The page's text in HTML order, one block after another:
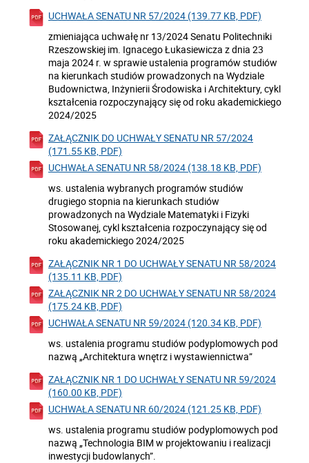
UCHWAŁA SENATU NR 57/2024 (139.77 KB, PDF)
zmieniająca uchwałę nr 13/2024 Senatu Politechniki
Rzeszowskiej im. Ignacego Łukasiewicza z dnia 23
maja 2024 r. w sprawie ustalenia programów studiów
na kierunkach studiów prowadzonych na Wydziale
Budownictwa, Inżynierii Środowiska i Architektury, cykl
kształcenia rozpoczynający się od roku akademickiego
2024/2025
ZAŁĄCZNIK DO UCHWAŁY SENATU NR 57/2024
(171.55 KB, PDF)
UCHWAŁA SENATU NR 58/2024 (138.18 KB, PDF)
ws. ustalenia wybranych programów studiów
drugiego stopnia na kierunkach studiów
prowadzonych na Wydziale Matematyki i Fizyki
Stosowanej, cykl kształcenia rozpoczynający się od
roku akademickiego 2024/2025
ZAŁĄCZNIK NR 1 DO UCHWAŁY SENATU NR 58/2024
(135.11 KB, PDF)
ZAŁĄCZNIK NR 2 DO UCHWAŁY SENATU NR 58/2024
(175.24 KB, PDF)
UCHWAŁA SENATU NR 59/2024 (120.34 KB, PDF)
ws. ustalenia programu studiów podyplomowych pod
nazwą „Architektura wnętrz i wystawiennictwa”
ZAŁĄCZNIK NR 1 DO UCHWAŁY SENATU NR 59/2024
(160.00 KB, PDF)
UCHWAŁA SENATU NR 60/2024 (121.25 KB, PDF)
ws. ustalenia programu studiów podyplomowych pod
nazwą „Technologia BIM w projektowaniu i realizacji
inwestycji budowlanych”.